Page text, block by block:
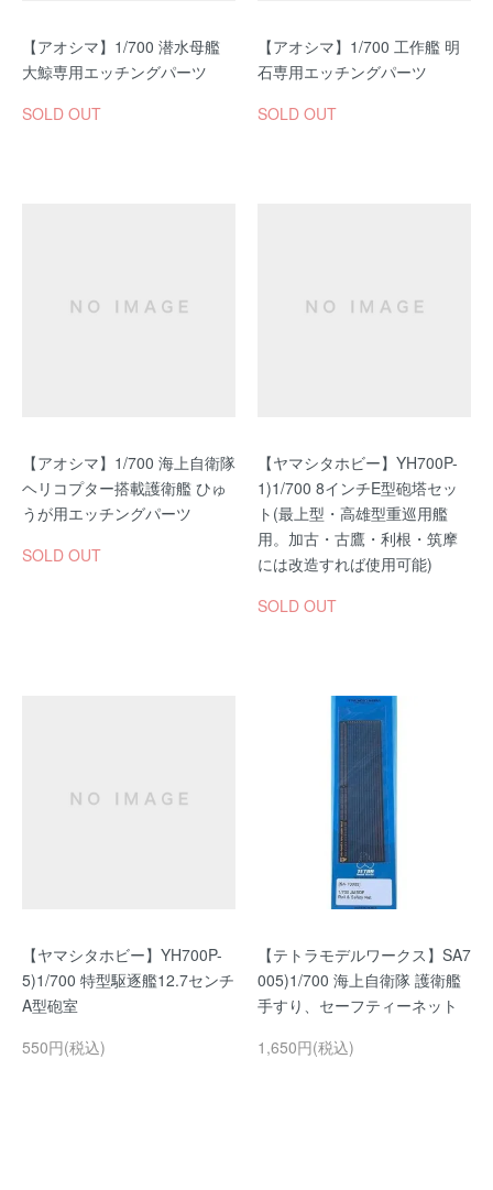
【アオシマ】1/700 潜水母艦
大鯨専用エッチングパーツ
SOLD OUT
【アオシマ】1/700 工作艦 明
石専用エッチングパーツ
SOLD OUT
【アオシマ】1/700 海上自衛隊
ヘリコプター搭載護衛艦 ひゅ
うが用エッチングパーツ
SOLD OUT
【ヤマシタホビー】YH700P-
1)1/700 8インチE型砲塔セッ
ト(最上型・高雄型重巡用艦
用。加古・古鷹・利根・筑摩
には改造すれば使用可能)
SOLD OUT
【ヤマシタホビー】YH700P-
5)1/700 特型駆逐艦12.7センチ
A型砲室
550円(税込)
【テトラモデルワークス】SA7
005)1/700 海上自衛隊 護衛艦
手すり、セーフティーネット
1,650円(税込)